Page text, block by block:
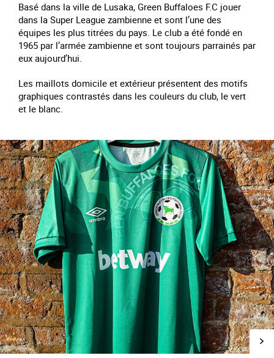
Basé dans la ville de Lusaka, Green Buffaloes F.C jouer
dans la Super League zambienne et sont l’une des
équipes les plus titrées du pays. Le club a été fondé en
1965 par l’armée zambienne et sont toujours parrainés par
eux aujourd’hui.
Les maillots domicile et extérieur présentent des motifs
graphiques contrastés dans les couleurs du club, le vert
et le blanc.